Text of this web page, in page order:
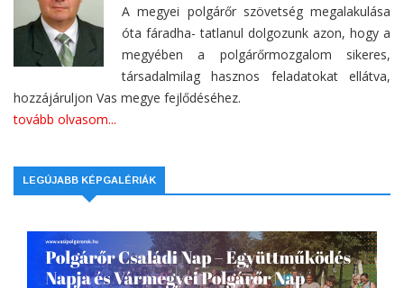
A megyei polgárőr szövetség megalakulása
óta fáradha- tatlanul dolgozunk azon, hogy a
megyében a polgárőrmozgalom sikeres,
társadalmilag hasznos feladatokat ellátva,
hozzájáruljon Vas megye fejlődéséhez.
tovább olvasom...
LEGÚJABB KÉPGALÉRIÁK